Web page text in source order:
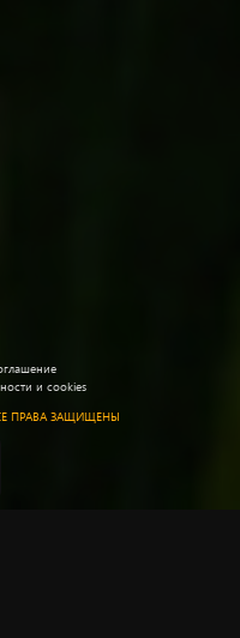
и cookies
ПРАВА ЗАЩИЩЕНЫ